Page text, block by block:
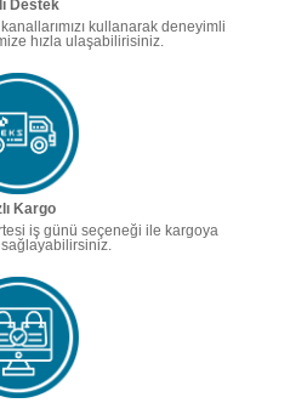
Destek
kullanarak deneyimli
hızla ulaşabilirisiniz.
Kargo
iş günü seçeneği ile kargoya